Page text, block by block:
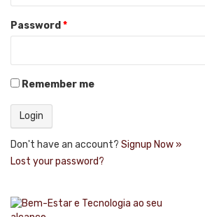
Password *
Remember me
Don't have an account? Signup Now »
Lost your password?